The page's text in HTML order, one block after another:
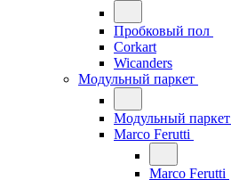
Пробковый пол
Corkart
Wicanders
Модульный паркет
Модульный паркет
Marco Ferutti
Marco Ferutti